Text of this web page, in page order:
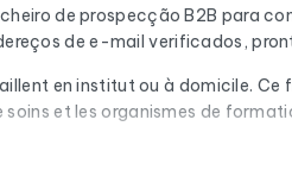
de prospecção B2B para
de e-mail verificados,
en institut ou à domicile.
et les organismes de
a uma verificação